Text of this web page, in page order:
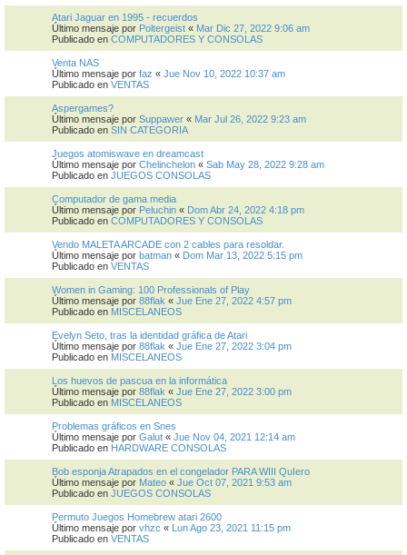
Atari Jaguar en 1995 - recuerdos
Último mensaje por Poltergeist « Mar Dic 27, 2022 9:06 am
Publicado en COMPUTADORES Y CONSOLAS
Venta NAS
Último mensaje por faz « Jue Nov 10, 2022 10:37 am
Publicado en VENTAS
Aspergames?
Último mensaje por Suppawer « Mar Jul 26, 2022 9:23 am
Publicado en SIN CATEGORIA
Juegos atomiswave en dreamcast
Último mensaje por Chelinchelon « Sab May 28, 2022 9:28 am
Publicado en JUEGOS CONSOLAS
Computador de gama media
Último mensaje por Peluchin « Dom Abr 24, 2022 4:18 pm
Publicado en COMPUTADORES Y CONSOLAS
Vendo MALETA ARCADE con 2 cables para resoldar.
Último mensaje por batman « Dom Mar 13, 2022 5:15 pm
Publicado en VENTAS
Women in Gaming: 100 Professionals of Play
Último mensaje por 88flak « Jue Ene 27, 2022 4:57 pm
Publicado en MISCELANEOS
Evelyn Seto, tras la identidad gráfica de Atari
Último mensaje por 88flak « Jue Ene 27, 2022 3:04 pm
Publicado en MISCELANEOS
Los huevos de pascua en la informática
Último mensaje por 88flak « Jue Ene 27, 2022 3:00 pm
Publicado en MISCELANEOS
Problemas gráficos en Snes
Último mensaje por Galut « Jue Nov 04, 2021 12:14 am
Publicado en HARDWARE CONSOLAS
Bob esponja Atrapados en el congelador PARA WIII QuIero
Último mensaje por Mateo « Jue Oct 07, 2021 9:53 am
Publicado en JUEGOS CONSOLAS
Permuto Juegos Homebrew atari 2600
Último mensaje por vhzc « Lun Ago 23, 2021 11:15 pm
Publicado en VENTAS